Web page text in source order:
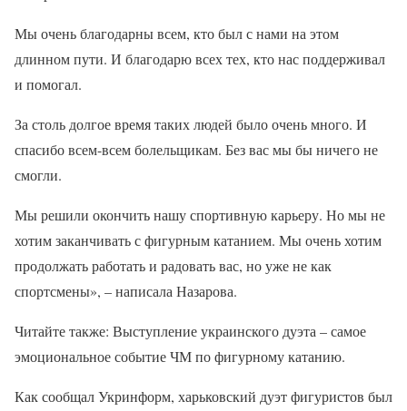
Мы очень благодарны всем, кто был с нами на этом
длинном пути. И благодарю всех тех, кто нас поддерживал
и помогал.
За столь долгое время таких людей было очень много. И
спасибо всем-всем болельщикам. Без вас мы бы ничего не
смогли.
Мы решили окончить нашу спортивную карьеру. Но мы не
хотим заканчивать с фигурным катанием. Мы очень хотим
продолжать работать и радовать вас, но уже не как
спортсмены», – написала Назарова.
Читайте также: Выступление украинского дуэта – самое
эмоциональное событие ЧМ по фигурному катанию.
Как сообщал Укринформ, харьковский дуэт фигуристов был